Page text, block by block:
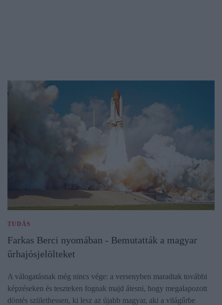
TUDÁS
Farkas Berci nyomában - Bemutatták a magyar
űrhajósjelölteket
A válogatásnak még nincs vége: a versenyben maradtak további
képzéseken és teszteken fognak majd átesni, hogy megalapozott
döntés születhessen, ki lesz az újabb magyar, aki a világűrbe